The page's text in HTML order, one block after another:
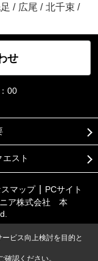
/ 広尾 / 北千束 /
せ
00
エスト
マップ
PCサイト
ア株式会社 本
ビス向上検討を目的と
確認ください。